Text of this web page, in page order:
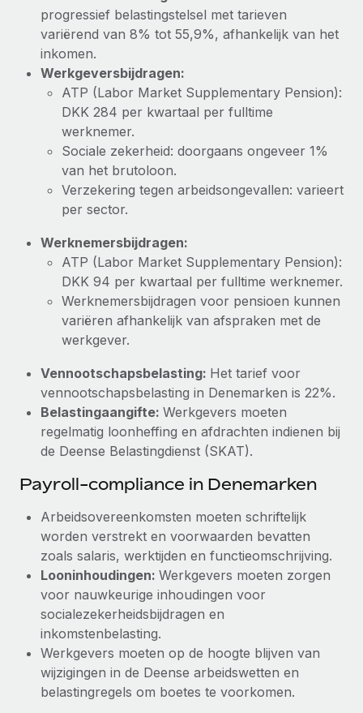
progressief belastingstelsel met tarieven
variërend van 8% tot 55,9%, afhankelijk van het
inkomen.
Werkgeversbijdragen:
ATP (Labor Market Supplementary Pension):
DKK 284 per kwartaal per fulltime
werknemer.
Sociale zekerheid: doorgaans ongeveer 1%
van het brutoloon.
Verzekering tegen arbeidsongevallen: varieert
per sector.
Werknemersbijdragen:
ATP (Labor Market Supplementary Pension):
DKK 94 per kwartaal per fulltime werknemer.
Werknemersbijdragen voor pensioen kunnen
variëren afhankelijk van afspraken met de
werkgever.
Vennootschapsbelasting: Het tarief voor
vennootschapsbelasting in Denemarken is 22%.
Belastingaangifte: Werkgevers moeten
regelmatig loonheffing en afdrachten indienen bij
de Deense Belastingdienst (SKAT).
Payroll-compliance in Denemarken
Arbeidsovereenkomsten moeten schriftelijk
worden verstrekt en voorwaarden bevatten
zoals salaris, werktijden en functieomschrijving.
Looninhoudingen: Werkgevers moeten zorgen
voor nauwkeurige inhoudingen voor
socialezekerheidsbijdragen en
inkomstenbelasting.
Werkgevers moeten op de hoogte blijven van
wijzigingen in de Deense arbeidswetten en
belastingregels om boetes te voorkomen.